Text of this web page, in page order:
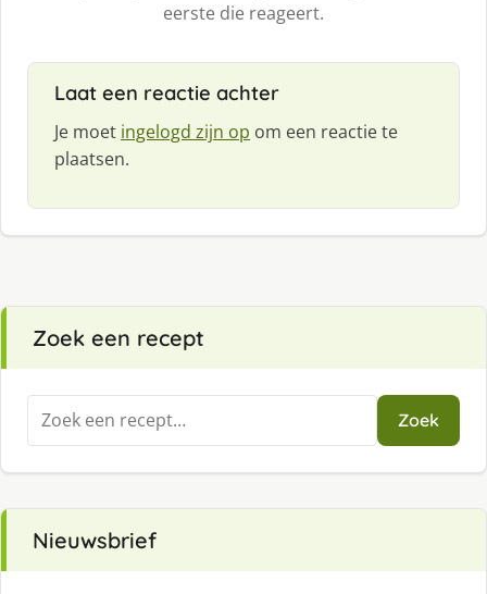
eerste die reageert.
Laat een reactie achter
Je moet ingelogd zijn op om een reactie te
plaatsen.
Zoek een recept
Zoeken
naar:
Zoek
Nieuwsbrief